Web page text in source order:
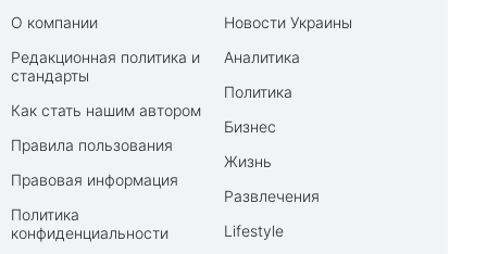
О компании
Редакционная политика и
стандарты
Как стать нашим автором
Правила пользования
Правовая информация
Политика
конфиденциальности
Новости Украины
Аналитика
Политика
Бизнес
Жизнь
Развлечения
Lifestyle